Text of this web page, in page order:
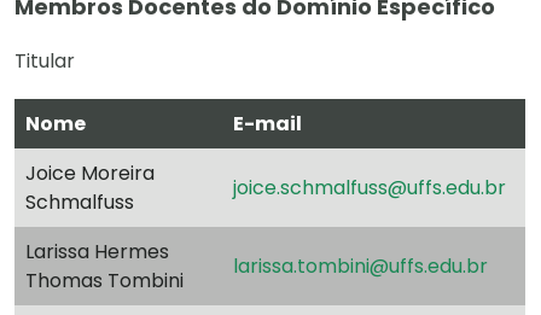
Membros Docentes do Domínio Específico
Titular
Nome
E-mail
Joice Moreira
Schmalfuss
joice.schmalfuss@uffs.edu.br
Larissa Hermes
Thomas Tombini
larissa.tombini@uffs.edu.br